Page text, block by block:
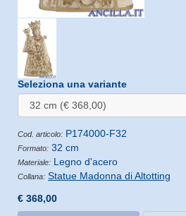
Seleziona una variante
Cod. articolo: P174000-F32
Formato: 32 cm
Materiale: Legno d'acero
Collana: Statue Madonna di Altotting
€ 368,00